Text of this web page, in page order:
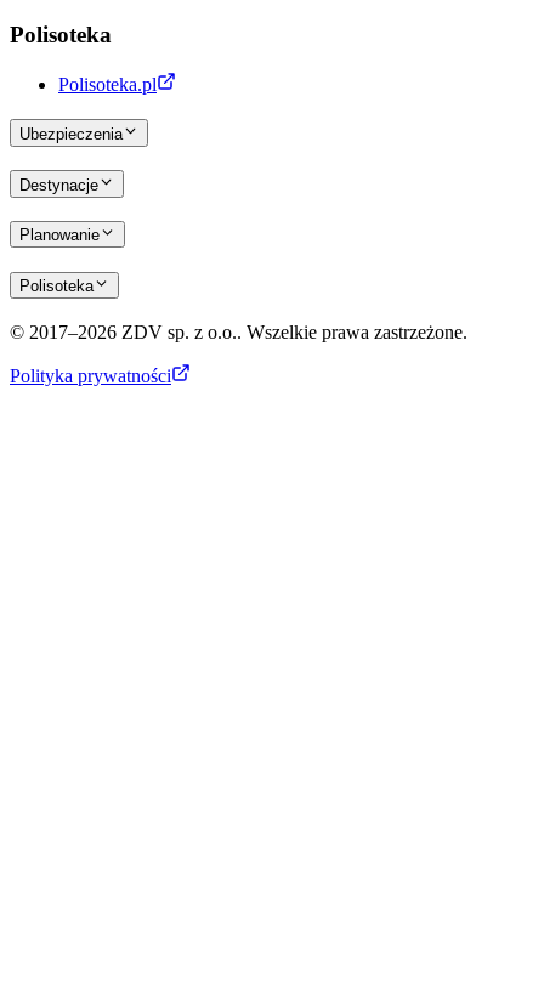
Polisoteka
Polisoteka.pl
Ubezpieczenia
Destynacje
Planowanie
Polisoteka
© 2017–2026 ZDV sp. z o.o.. Wszelkie prawa zastrzeżone.
Polityka prywatności